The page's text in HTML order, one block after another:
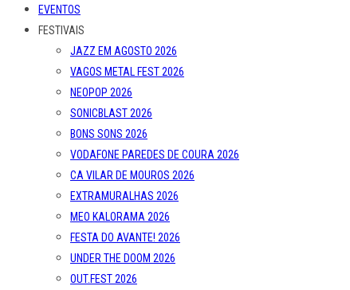
EVENTOS
FESTIVAIS
JAZZ EM AGOSTO 2026
VAGOS METAL FEST 2026
NEOPOP 2026
SONICBLAST 2026
BONS SONS 2026
VODAFONE PAREDES DE COURA 2026
CA VILAR DE MOUROS 2026
EXTRAMURALHAS 2026
MEO KALORAMA 2026
FESTA DO AVANTE! 2026
UNDER THE DOOM 2026
OUT.FEST 2026